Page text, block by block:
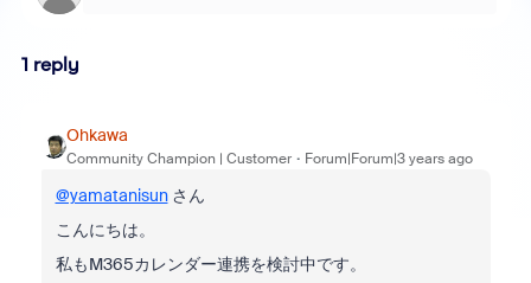
1 reply
Ohkawa
Community Champion | Customer Forum|Forum|3 years ago
@yamatanisunさん
こんにちは。
私もM365カレンダー連携を検討中です。